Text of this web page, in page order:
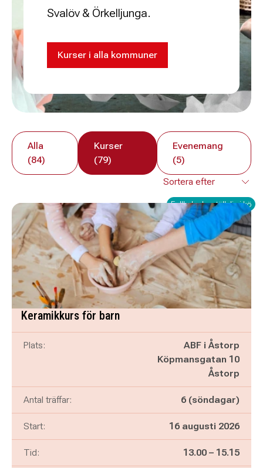
Svalöv & Örkelljunga.
Kurser i alla kommuner
Alla
(84)
Kurser
(79)
Evenemang
(5)
Fullbokad – ställ dig i kö
Keramikkurs för barn
Plats:
ABF i Åstorp
Köpmansgatan 10
Åstorp
Antal träffar: 6 (söndagar)
Start: 16 augusti 2026
Tid: Pågår mellan
13.00 – och
15.15